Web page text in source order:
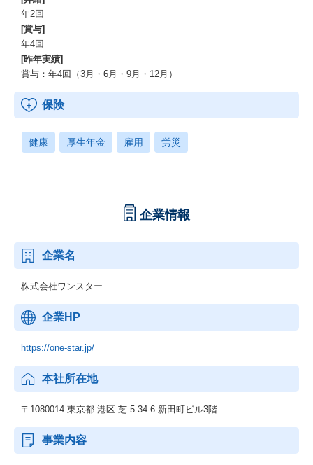
年2回
[賞与]
年4回
[昨年実績]
賞与：年4回（3月・6月・9月・12月）
保険
健康 厚生年金 雇用 労災
企業情報
企業名
株式会社ワンスター
企業HP
https://one-star.jp/
本社所在地
〒1080014 東京都 港区 芝 5-34-6 新田町ビル3階
事業内容